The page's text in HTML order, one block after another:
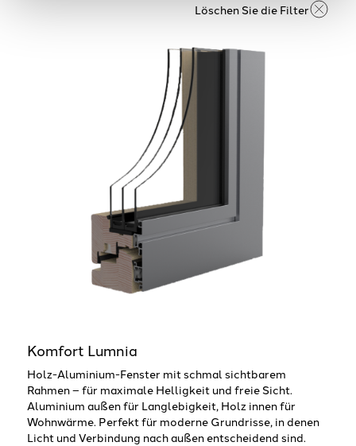
Löschen Sie die Filter
Komfort Lumnia
Holz-Aluminium-Fenster mit schmal sichtbarem
Rahmen – für maximale Helligkeit und freie Sicht.
Aluminium außen für Langlebigkeit, Holz innen für
Wohnwärme. Perfekt für moderne Grundrisse, in denen
Licht und Verbindung nach außen entscheidend sind.